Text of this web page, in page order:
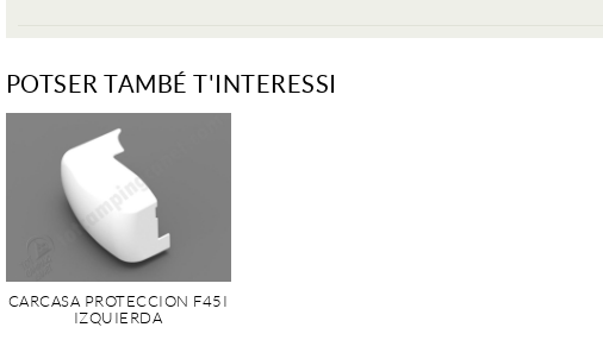
POTSER TAMBÉ T'INTERESSI
CARCASA PROTECCION F45I
IZQUIERDA